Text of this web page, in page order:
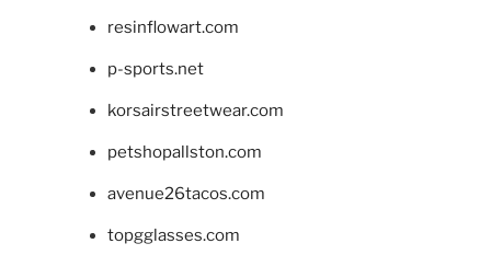
resinflowart.com
p-sports.net
korsairstreetwear.com
petshopallston.com
avenue26tacos.com
topgglasses.com